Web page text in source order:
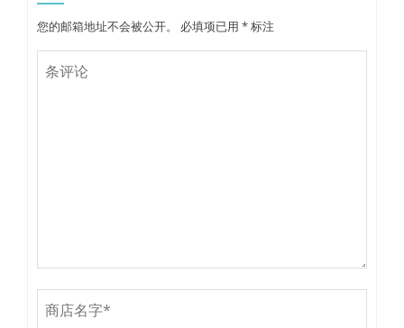
您的邮箱地址不会被公开。 必填项已用 *标注